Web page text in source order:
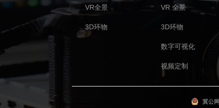
VR全景
3D环物
VR 全景
3D环物
数字可视化
视频定制
冀公